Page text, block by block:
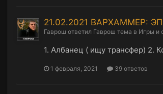
21.02.2021 ВАРХАММЕР:
Гаврош ответил Гаврош тема в Игры и
1. Албанец ( ищу трансфер) 2.
1 февраля, 2021 39 ответов